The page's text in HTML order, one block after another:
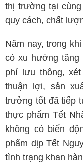
thị trường tại
quy cách, chất
Năm nay, trong
có xu hướng tăng
phí lưu thông,
thuận lợi, sản
trưởng tốt đã tiếp
thực phẩm Tết
không có biến
phẩm dịp Tết
tình trạng khan